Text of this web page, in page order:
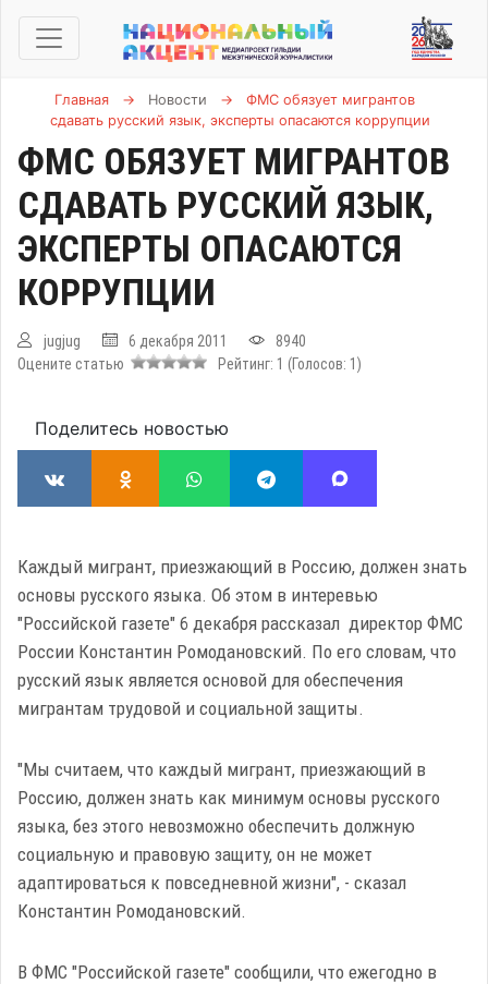
Главная → Новости →
ФМС обязует мигрантов
сдавать русский язык, эксперты опасаются коррупции
ФМС ОБЯЗУЕТ МИГРАНТОВ
СДАВАТЬ РУССКИЙ ЯЗЫК,
ЭКСПЕРТЫ ОПАСАЮТСЯ
КОРРУПЦИИ
jugjug 6 декабря 2011
8940
Оцените статью
Рейтинг: 1 (Голосов: 1 )
Поделитесь новостью
Каждый мигрант, приезжающий в Россию, должен знать
основы русского языка. Об этом в интеревью
"Российской газете" 6 декабря рассказал директор ФМС
России Константин Ромодановский. По его словам, что
русский язык является основой для обеспечения
мигрантам трудовой и социальной защиты.
"Мы считаем, что каждый мигрант, приезжающий в
Россию, должен знать как минимум основы русского
языка, без этого невозможно обеспечить должную
социальную и правовую защиту, он не может
адаптироваться к повседневной жизни", - сказал
Константин Ромодановский.
В ФМС "Российской газете" сообщили, что ежегодно в